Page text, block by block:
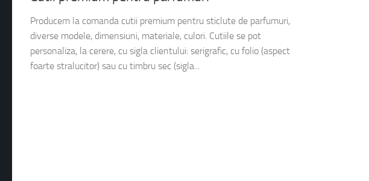
Producem la comanda cutii premium pentru sticlute de parfumuri,
diverse modele, dimensiuni, materiale, culori. Cutiile se pot
personaliza, la cerere, cu sigla clientului: serigrafic, cu folio (aspect
foarte stralucitor) sau cu timbru sec (sigla...